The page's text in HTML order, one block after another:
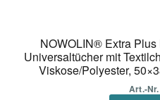
NOWOLIN® Extra Plus
Universaltücher mit
Viskose/Polyester,
Art.-